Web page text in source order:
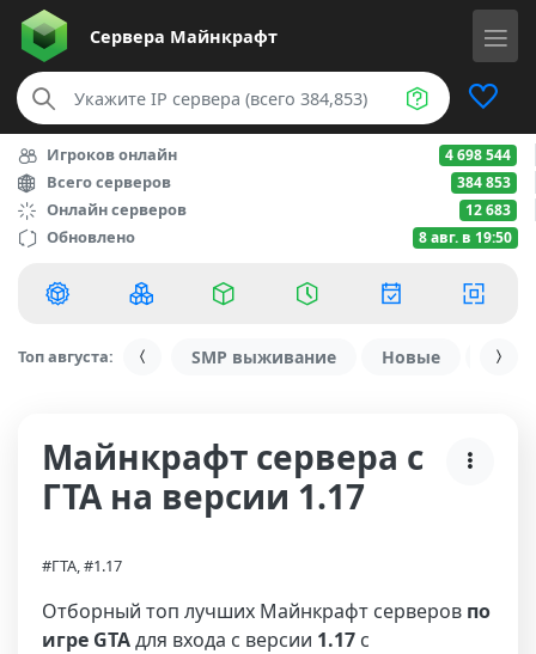
Сервера Майнкрафт
Игроков онлайн 4 698 544
Всего серверов 384 853
Онлайн серверов 12 683
Обновлено 8 авг. в 19:50
Топ августа: SMP выживание Новые С
Майнкрафт сервера с
ГТА на версии 1.17
#ГТА, #1.17
Отборный топ лучших Майнкрафт серверов по
игре GTAдля входа с версии 1.17 с